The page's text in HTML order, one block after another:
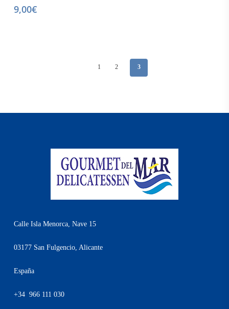
page
9,00€
1 2 3
Calle Isla Menorca, Nave 15
03177 San Fulgencio, Alicante
España
+34 966 111 030